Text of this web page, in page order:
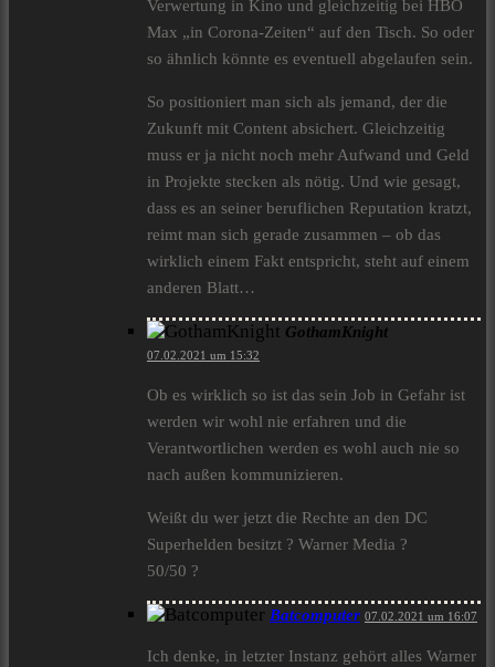
Verwertung in Kino und gleichzeitig bei HBO
Max „in Corona-Zeiten“ auf den Tisch. So oder
so ähnlich könnte es eventuell abgelaufen sein.
So positioniert man sich als jemand, der die
Zukunft mit Content absichert. Gleichzeitig
muss er ja nicht noch mehr Aufwand und Geld
in Projekte stecken als nötig. Und wie gesagt,
dass es an seiner beruflichen Reputation kratzt,
reimt man sich gerade zusammen – ob das
wirklich einem Fakt entspricht, steht auf einem
anderen Blatt…
GothamKnight
07.02.2021 um 15:32
Ob es wirklich so ist das sein Job in Gefahr ist
werden wir wohl nie erfahren und die
Verantwortlichen werden es wohl auch nie so
nach außen kommunizieren.
Weißt du wer jetzt die Rechte an den DC
Superhelden besitzt ? Warner Media ?
50/50 ?
Batcomputer 07.02.2021 um 16:07
Ich denke, in letzter Instanz gehört alles Warner